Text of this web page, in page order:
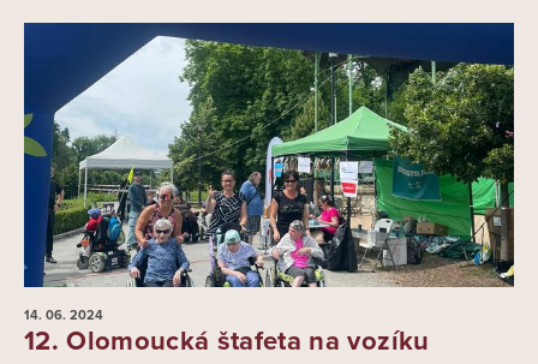
14. 06. 2024
12. Olomoucká štafeta na vozíku